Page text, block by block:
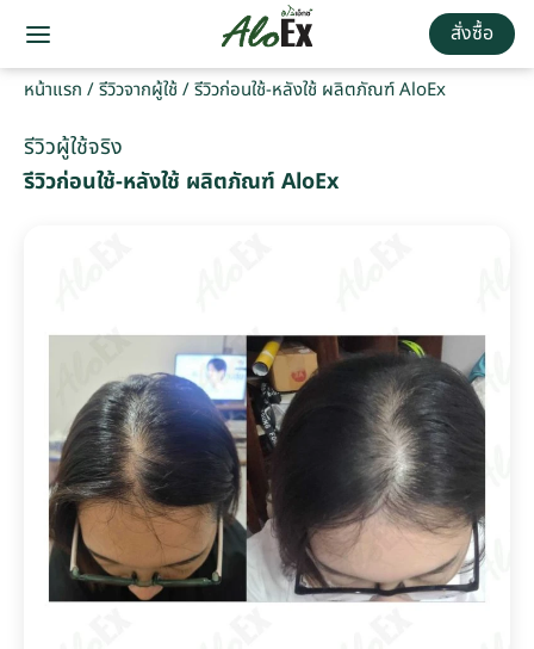
สั่งซื้อ
หน้าแรก /รีวิวจากผู้ใช้ /รีวิวก่อนใช้-หลังใช้ ผลิตภัณฑ์ AloEx
รีวิวผู้ใช้จริง
รีวิวก่อนใช้-หลังใช้ ผลิตภัณฑ์ AloEx